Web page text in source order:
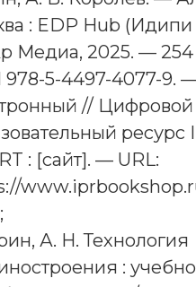
: EDP Hub (Идипи
Медиа, 2025. —
978-5-4497-4077-9. —
// Цифровой
ресурс
: [сайт]. — URL:
А. Н. Технология
: